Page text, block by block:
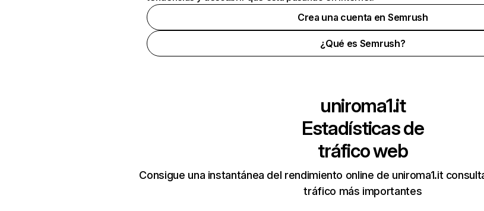
Crea una cuenta en Semrush
¿Qué es Semrush?
uniroma1.it
Estadísticas de
tráfico web
Consigue una instantánea del rendimiento online de uniroma1.it
tráfico más importantes